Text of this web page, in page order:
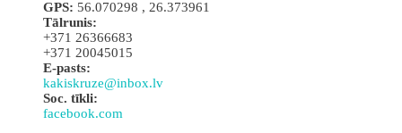
GPS: 56.070298 , 26.373961
Tālrunis:
+371 26366683
+371 20045015
E-pasts:
kakiskruze@inbox.lv
Soc. tīkli:
facebook.com